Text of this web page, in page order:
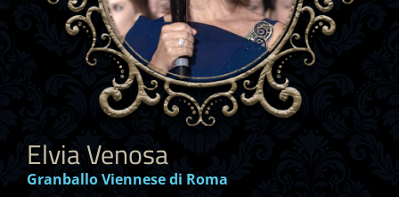
Elvia Venosa
Granballo Viennese di Roma